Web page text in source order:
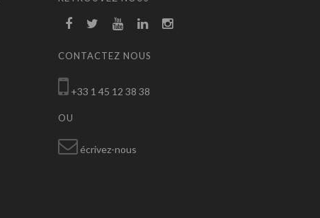
CONTACTEZ NOUS
+33 1 45 12 38 38
OU
écrivez-nous